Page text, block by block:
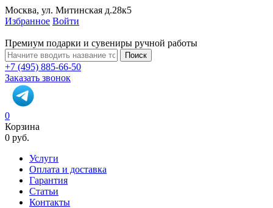
Москва, ул. Митинская д.28к5
Избранное Войти
Премиум подарки и сувениры ручной работы
Поиск
+7 (495) 885-66-50
Заказать звонок
0
Корзина
0 руб.
Услуги
Оплата и доставка
Гарантия
Статьи
Контакты